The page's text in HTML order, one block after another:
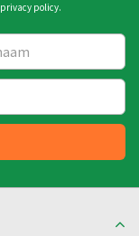
privacy policy.